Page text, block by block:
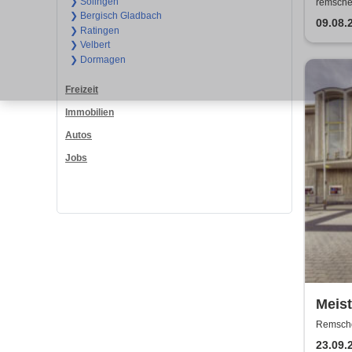
❯ Bergisch Gladbach
❯ Ratingen
❯ Velbert
❯ Dormagen
Freizeit
Immobilien
Autos
Jobs
und